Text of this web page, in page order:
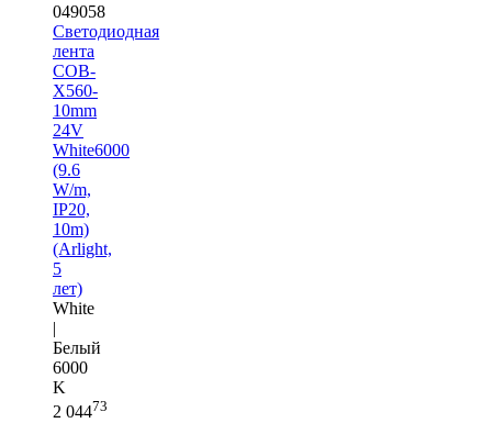
049058
Светодиодная
лента
COB-
X560-
10mm
24V
White6000
(9.6
W/m,
IP20,
10m)
(Arlight,
5
лет)
White
|
Белый
6000
K
2 04473